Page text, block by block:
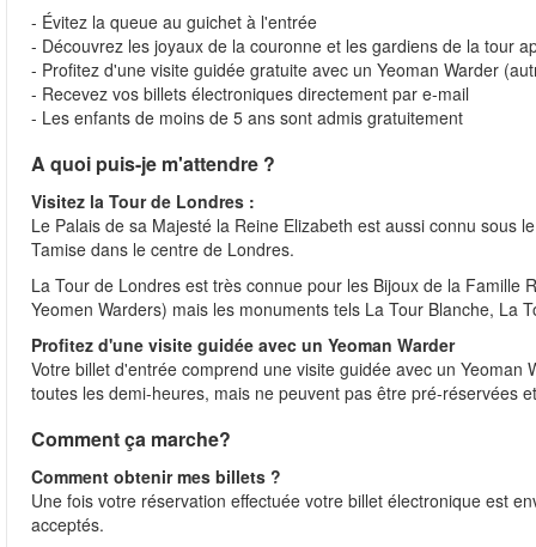
- Évitez la queue au guichet à l'entrée
- Découvrez les joyaux de la couronne et les gardiens de la tour
- Profitez d'une visite guidée gratuite avec un Yeoman Warder
- Recevez vos billets électroniques directement par e-mail
- Les enfants de moins de 5 ans sont admis gratuitement
A quoi puis-je m'attendre ?
Visitez la Tour de Londres :
Le Palais de sa Majesté la Reine Elizabeth est aussi connu sous
Tamise dans le centre de Londres.
La Tour de Londres est très connue pour les Bijoux de la
Yeomen Warders) mais les monuments tels La Tour Blanche, La
Profitez d'une visite guidée avec un Yeoman Warder
Votre billet d'entrée comprend une visite guidée avec un
toutes les demi-heures, mais ne peuvent pas être pré-réservées
Comment ça marche?
Comment obtenir mes billets ?
Une fois votre réservation effectuée votre billet électronique est
acceptés.